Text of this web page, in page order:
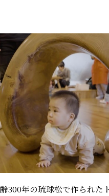
300年の琉球松で作られた